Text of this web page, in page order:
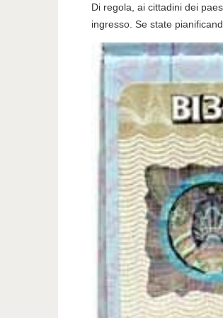
Di regola, ai cittadini dei
ingresso. Se state